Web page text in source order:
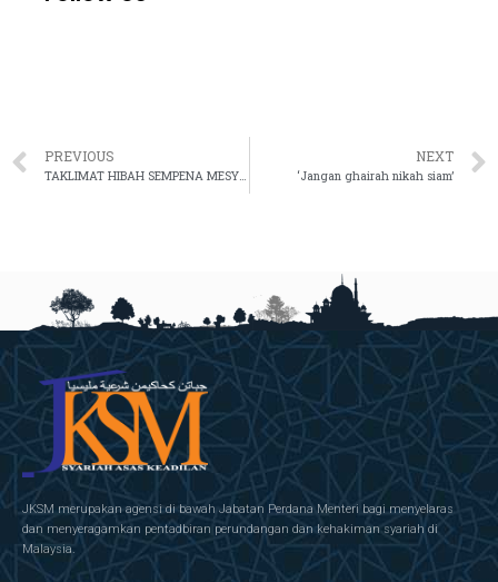
PREVIOUS
TAKLIMAT HIBAH SEMPENA MESYUARAT KHAS SEKSYEN RAYUAN BERSAMA HAKIM RAYUAN SYARIAH JKSM
NEXT
‘Jangan ghairah nikah siam’
JKSM merupakan agensi di bawah Jabatan Perdana Menteri bagi menyelaras
dan menyeragamkan pentadbiran perundangan dan kehakiman syariah di
Malaysia.